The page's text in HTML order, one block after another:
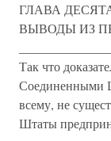
ГЛАВА
ВЫВОДЫ ИЗ
Так что
Соединенными
всему, не
Штаты